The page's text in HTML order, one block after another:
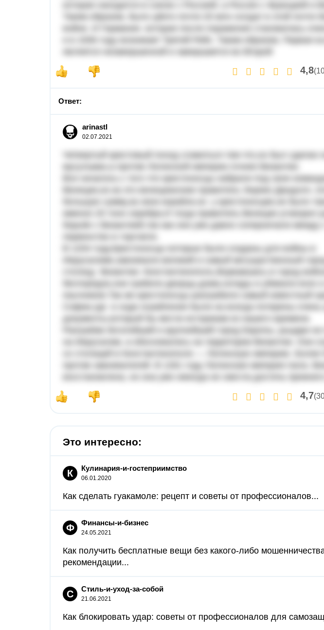
4,8
Ответ:
arinastl
02.07.2021
Четвертый крестовый поход славиться тем что,он был сделан
Все началось с того что крестоносцы набрали под свое
Венеции,из-за это венецианские правитель Энрико Дандоло
именно 20 тонн серебра.И тогда правитель Венеции уговорил
борьбе с Византией,так как они уже давно соперничали между
В 1204 году,Крестоносцы которые были созданы для войны в
Иерусалиме,завоевали великий и самый могущественный
беспорядок,они грабили дворцы,дома,склады и убивали всех и
Разграбив богатейший и крупнейший город Европы, рыцари не
на Иерусалим, а обосновались на территории Византии. Они
против завоевателей. В 1261 году Латинская империя пала.
4,7
Это интересно:
К Кулинария-и-гостеприимство
06.01.2020
Как сделать гуакамоле: рецепт и советы от профессионалов...
Ф Финансы-и-бизнес
24.05.2021
Как получить бесплатные вещи без какого-либо
рекомендации...
С Стиль-и-уход-за-собой
21.06.2021
Как блокировать удар: советы от профессионалов для